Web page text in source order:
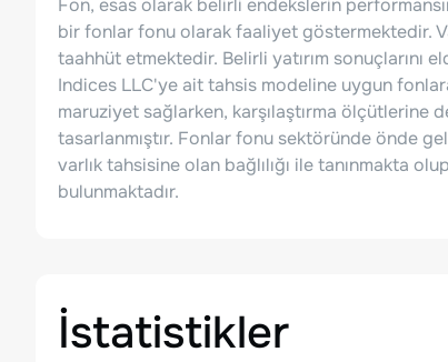
Fon, esas olarak belirli endekslerin
bir fonlar fonu olarak faaliyet göstermektedir.
taahhüt etmektedir. Belirli yatırım sonuçlarını
Indices LLC'ye ait tahsis modeline uygun
maruziyet sağlarken, karşılaştırma
tasarlanmıştır. Fonlar fonu sektöründe önde
varlık tahsisine olan bağlılığı ile tanınmakta
bulunmaktadır.
İstatistikler